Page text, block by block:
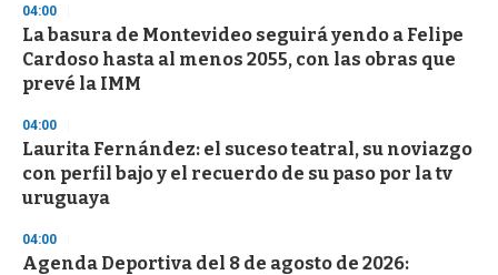
04:00
La basura de Montevideo seguirá yendo a Felipe
Cardoso hasta al menos 2055, con las obras que
prevé la IMM
04:00
Laurita Fernández: el suceso teatral, su noviazgo
con perfil bajo y el recuerdo de su paso por la tv
uruguaya
04:00
Agenda Deportiva del 8 de agosto de 2026: